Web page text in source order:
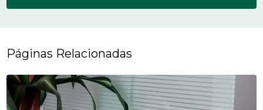
Páginas Relacionadas